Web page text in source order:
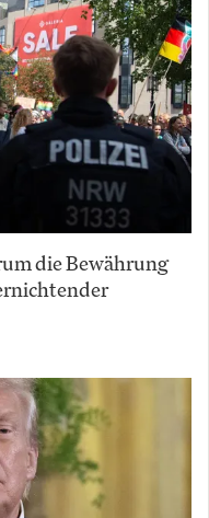
die Bewährung